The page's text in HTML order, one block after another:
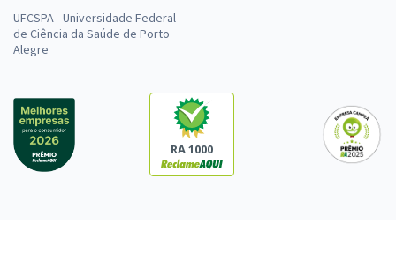
UFCSPA - Universidade Federal
de Ciência da Saúde de Porto
Alegre
RA 1000